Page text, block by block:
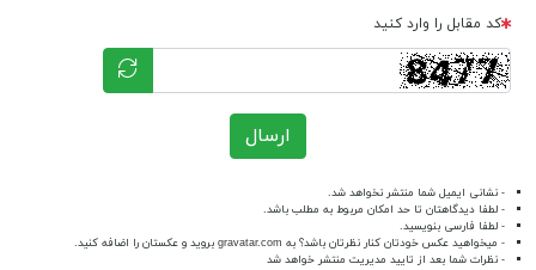
کد مقابل را وارد کنید
ارسال
- نشانی ایمیل شما منتشر نخواهد شد.
- لطفا دیدگاهتان تا حد امکان مربوط به مطلب باشد.
- لطفا فارسی بنویسید.
- میخواهید عکس خودتان کنار نظرتان باشد؟ به gravatar.com بروید و عکستان را اضافه کنید.
- نظرات شما بعد از تایید مدیریت منتشر خواهد شد